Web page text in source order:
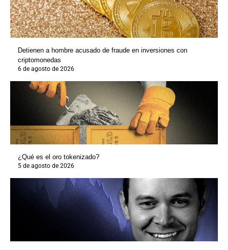
Detienen a hombre acusado de fraude en inversiones con
criptomonedas
6 de agosto de 2026
¿Qué es el oro tokenizado?
5 de agosto de 2026